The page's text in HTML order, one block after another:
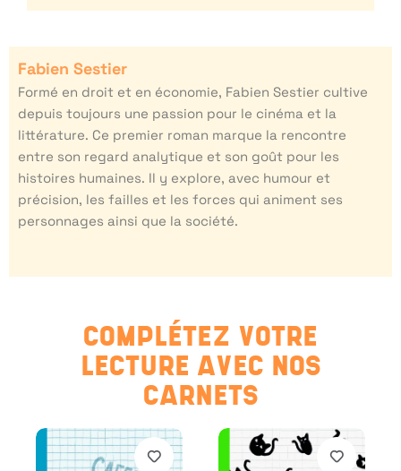
Fabien Sestier
Formé en droit et en économie, Fabien Sestier cultive
depuis toujours une passion pour le cinéma et la
littérature. Ce premier roman marque la rencontre
entre son regard analytique et son goût pour les
histoires humaines. Il y explore, avec humour et
précision, les failles et les forces qui animent ses
personnages ainsi que la société.
COMPLÉTEZ VOTRE
LECTURE AVEC NOS
CARNETS